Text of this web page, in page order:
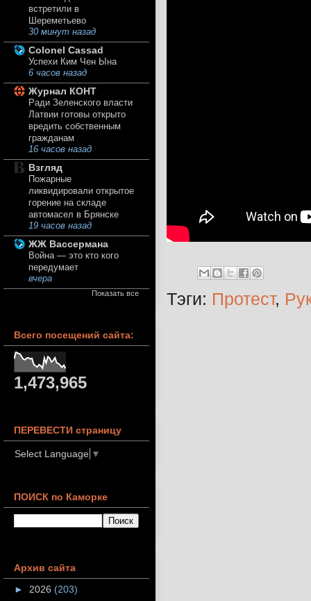
Тэги: Протест,
встретили в
Шереметьево
30 минут назад
Colonel Cassad
Успехи Ким Чен Ына
6 часов назад
Журнал КОНТ
Ради Зеленского власти
Латвии готовы открыто
вредить собственным
гражданам
16 часов назад
Взгляд
Пожарные
ликвидировали открытое
горение на складе
автомасел в Брянске
19 часов назад
ЖЖ Вассермана
Война — это кто кого
передумает
вчера
Показать все
Всего посещений сайта:
1,473,965
ПЕРЕВЕСТИ страницу
Select Language ▼
ПОИСК по Каморке
Архив сайта
► 2026 (203)